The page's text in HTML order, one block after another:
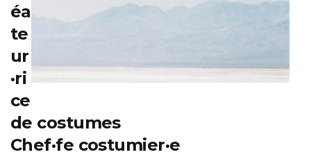
éa
te
ur
·ri
ce
de costumes
Chef·fe costumier·e